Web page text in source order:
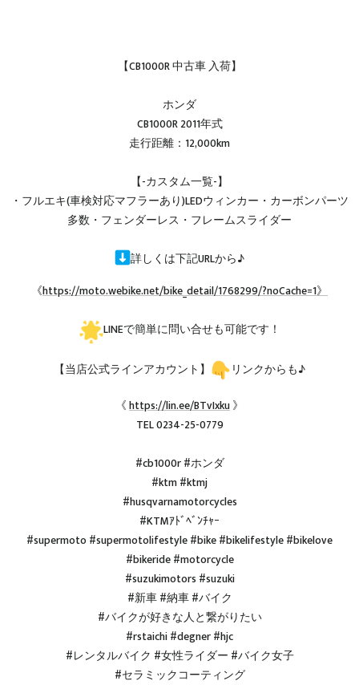
【CB1000R 中古車 入荷】
ホンダ
CB1000R 2011年式
走行距離：12,000km
【-カスタム一覧-】
・フルエキ(車検対応マフラーあり)LEDウィンカー・カーボンパーツ
多数・フェンダーレス・フレームスライダー
詳しくは下記URLから♪
《https://moto.webike.net/bike_detail/1768299/?noCache=1》
LINEで簡単に問い合せも可能です！
【当店公式ラインアカウント】 リンクからも♪
《https://lin.ee/BTvIxku》
TEL 0234-25-0779
#cb1000r #ホンダ
#ktm #ktmj
#husqvarnamotorcycles
#KTMｱﾄﾞﾍﾞﾝﾁｬｰ
#supermoto #supermotolifestyle #bike #bikelifestyle #bikelove
#bikeride #motorcycle
#suzukimotors #suzuki
#新車 #納車 #バイク
#バイクが好きな人と繋がりたい
#rstaichi #degner #hjc
#レンタルバイク #女性ライダー #バイク女子
#セラミックコーティング